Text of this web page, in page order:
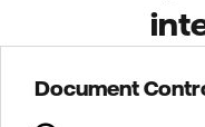
Document